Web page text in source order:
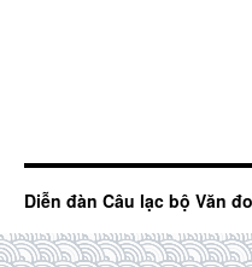
Diễn đàn Câu lạc bộ Văn